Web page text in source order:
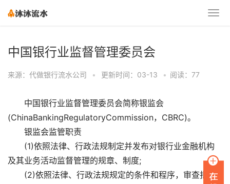
中国银行业监督管理委员会
来源：代做银行流水公司 • 更新时间：03-13 • 阅读：77
中国银行业监督管理委员会简称银监会
(ChinaBankingRegulatoryCommission，CBRC)。
银监会监管职责
(1)依照法律、行政法规制定并发布对银行业金融机构
及其业务活动监督管理的规章、制度;
(2)依照法律、行政法规规定的条件和程序，审查批准